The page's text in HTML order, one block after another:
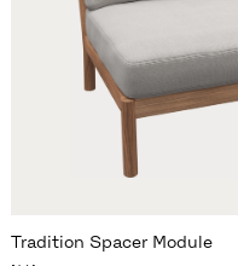
Tradition Spacer Module